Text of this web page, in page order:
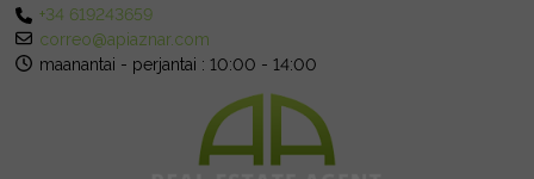
+34 619243659
correo@apiaznar.com
maanantai - perjantai : 10:00 - 14:00